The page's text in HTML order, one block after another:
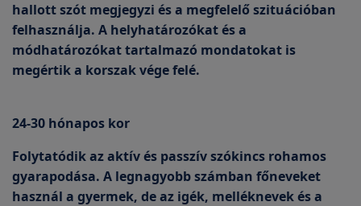
hallott szót megjegyzi és a megfelelő szituációban
felhasználja. A helyhatározókat és a
módhatározókat tartalmazó mondatokat is
megértik a korszak vége felé.
24-30 hónapos kor
Folytatódik az aktív és passzív szókincs rohamos
gyarapodása. A legnagyobb számban főneveket
használ a gyermek, de az igék, melléknevek és a